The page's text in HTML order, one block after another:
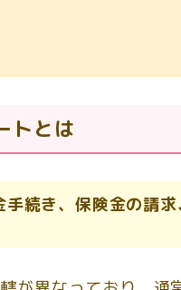
トとは
続き、保険金の請